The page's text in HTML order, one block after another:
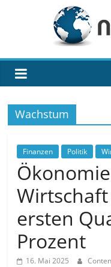
Wachstum
Finanzen Politik
ersten
Prozent
16. Mai 2025